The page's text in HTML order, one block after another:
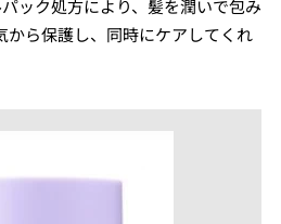
ック処方により、髪を潤いで包み
から保護し、同時にケアしてくれ